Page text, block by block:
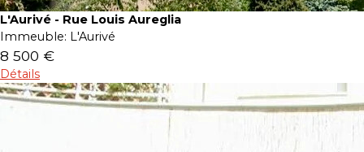
L'Aurivé - Rue Louis Aureglia
Immeuble: L'Aurivé
8 500 €
Détails